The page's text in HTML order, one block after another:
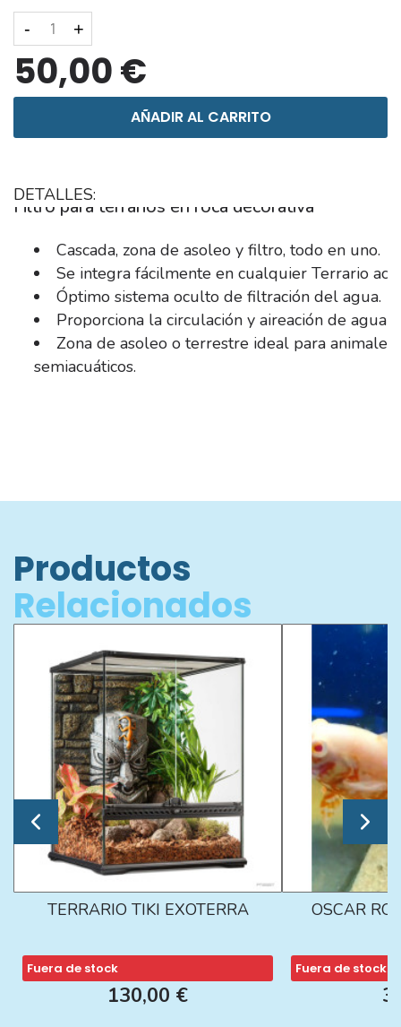
- +
50,00 €
AÑADIR AL CARRITO
DETALLES:
Filtro para terrarios en roca decorativa
Cascada, zona de asoleo y filtro, todo en uno.
Se integra fácilmente en cualquier Terrario
Óptimo sistema oculto de filtración del agua.
Proporciona la circulación y aireación de agua
Zona de asoleo o terrestre ideal para animales
semiacuáticos.
Productos
Relacionados
TERRARIO TIKI EXOTERRA
Fuera de stock
130,00 €
OSCAR
Fuera de stock